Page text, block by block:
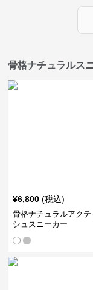
骨格ナチュラルス
¥6,800 (税込)
骨格ナチュラルアクテ
シュスニーカー